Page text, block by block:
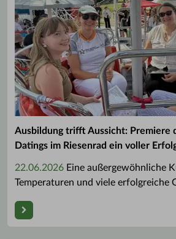
Ausbildung trifft Aussicht: Premiere
Datings im Riesenrad ein voller
22.06.2026 Eine außergewöhnliche
Temperaturen und viele erfolgreiche